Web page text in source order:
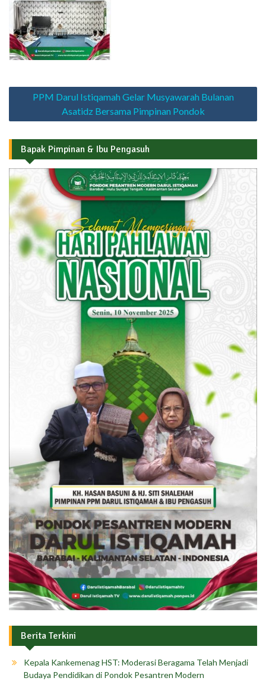
Navigasi
PPM Darul Istiqamah Gelar Musyawarah Bulanan
Asatidz Bersama Pimpinan Pondok
Bapak Pimpinan & Ibu Pengasuh
Berita Terkini
Kepala Kankemenag HST: Moderasi Beragama Telah Menjadi
Budaya Pendidikan di Pondok Pesantren Modern